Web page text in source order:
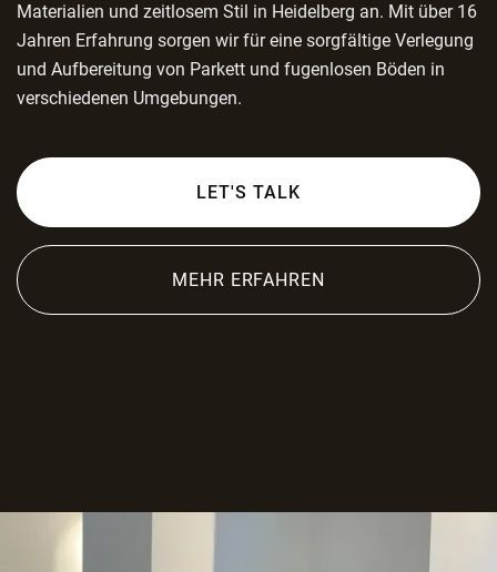
Materialien und zeitlosem Stil in Heidelberg an. Mit über 16
Jahren Erfahrung sorgen wir für eine sorgfältige Verlegung
und Aufbereitung von Parkett und fugenlosen Böden in
verschiedenen Umgebungen.
LET'S TALK
MEHR ERFAHREN